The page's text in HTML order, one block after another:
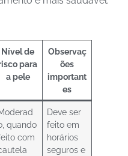
Nível de
para
a pele
Observaç
ões
important
es
quando
com
Deve ser
feito em
horários
seguros e